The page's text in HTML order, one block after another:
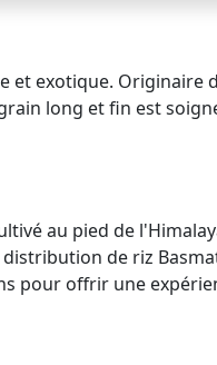
et exotique. Originaire
long et fin est
au pied de
de riz
pour offrir une